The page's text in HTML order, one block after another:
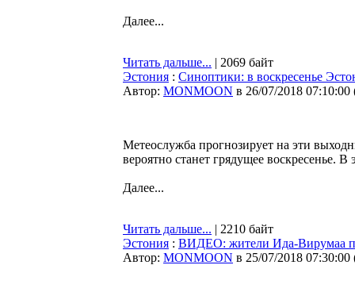
Далее...
Читать дальше... | 2069 байт
Эстония : Синоптики: в воскресенье
Автор: MONMOON в 26/07/2018 07:10:00
Метеослужба прогнозирует на эти
вероятно станет грядущее воскресенье.
Далее...
Читать дальше... | 2210 байт
Эстония : ВИДЕО: жители Ида-Вирумаа
Автор: MONMOON в 25/07/2018 07:30:00